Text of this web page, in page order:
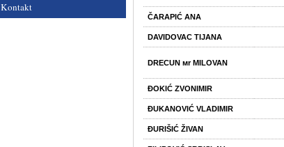
Kontakt
ČARAPIĆ ANA
DAVIDOVAC TIJANA
DRECUN мr MILOVAN
ĐOKIĆ ZVONIMIR
ĐUKANOVIĆ VLADIMIR
ĐURIŠIĆ ŽIVAN